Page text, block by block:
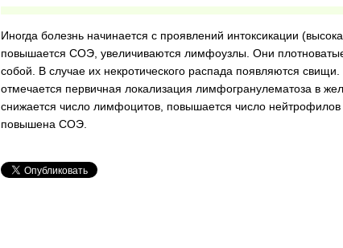
Иногда болезнь начинается с проявлений интоксикации
повышается СОЭ, увеличиваются лимфоузлы. Они
собой. В случае их некротического распада появляются
отмечается первичная локализация лимфогранулематоза в
снижается число лимфоцитов, повышается число
повышена СОЭ.